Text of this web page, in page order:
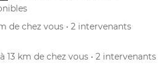
de chez vous • 2 intervenants
à 13 km de chez vous • 2 intervenants